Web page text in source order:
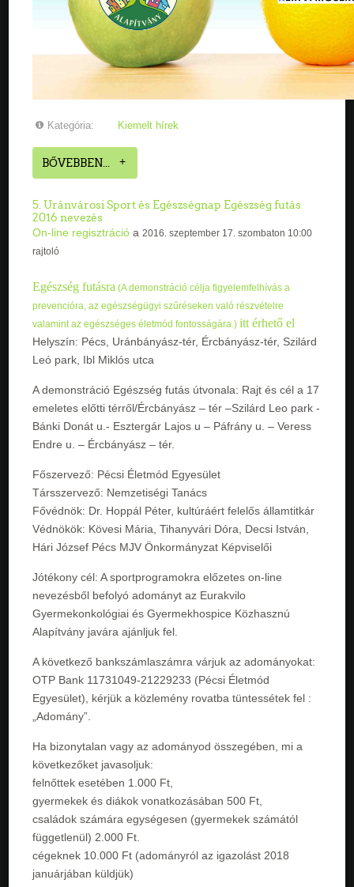
Kategória: Kiemelt hírek
BŐVEBBEN...
5. Uránvárosi Sport és Egészségnap Egészség futás
2016 nevezés
On-line regisztráció a2016. szeptember 17. szombaton 10:00
rajtoló
Egészség futásra (A demonstráció célja figyelemfelhívás a
prevencióra, az egészségügyi szűréseken való részvételre
valamint az egészséges életmód fontosságára.)itt érhető el
Helyszín: Pécs, Uránbányász-tér, Ércbányász-tér, Szilárd
Leó park, Ibl Miklós utca
A demonstráció Egészség futás útvonala: Rajt és cél a 17
emeletes előtti térről/Ércbányász – tér –Szilárd Leo park -
Bánki Donát u.- Esztergár Lajos u – Páfrány u. – Veress
Endre u. – Ércbányász – tér.
Főszervező: Pécsi Életmód Egyesület
Társszervező: Nemzetiségi Tanács
Fővédnök: Dr. Hoppál Péter, kultúráért felelős államtitkár
Védnökök: Kövesi Mária, Tihanyvári Dóra, Decsi István,
Hári József Pécs MJV Önkormányzat Képviselői
Jótékony cél: A sportprogramokra előzetes on-line
nevezésből befolyó adományt az Eurakvilo
Gyermekonkológiai és Gyermekhospice Közhasznú
Alapítvány javára ajánljuk fel.
A következő bankszámlaszámra várjuk az adományokat:
OTP Bank 11731049-21229233 (Pécsi Életmód
Egyesület), kérjük a közlemény rovatba tüntessétek fel :
„Adomány”.
Ha bizonytalan vagy az adományod összegében, mi a
következőket javasoljuk:
felnőttek esetében 1.000 Ft,
gyermekek és diákok vonatkozásában 500 Ft,
családok számára egységesen (gyermekek számától
függetlenül) 2.000 Ft.
cégeknek 10.000 Ft (adományról az igazolást 2018
januárjában küldjük)